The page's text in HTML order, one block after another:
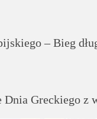
– Bieg
Dnia Greckiego z